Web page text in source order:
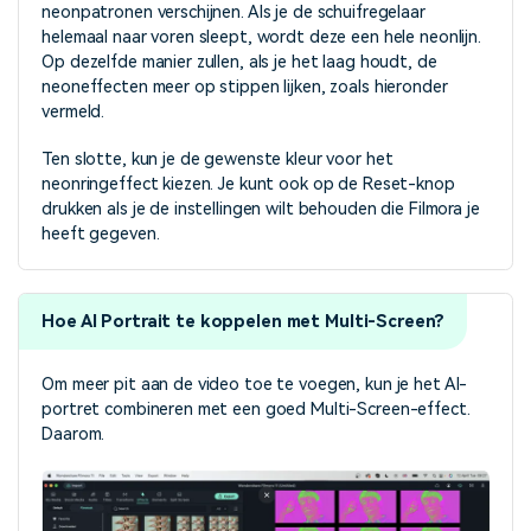
neonpatronen verschijnen. Als je de schuifregelaar
helemaal naar voren sleept, wordt deze een hele neonlijn.
Op dezelfde manier zullen, als je het laag houdt, de
neoneffecten meer op stippen lijken, zoals hieronder
vermeld.
Ten slotte, kun je de gewenste kleur voor het
neonringeffect kiezen. Je kunt ook op de Reset-knop
drukken als je de instellingen wilt behouden die Filmora je
heeft gegeven.
Hoe AI Portrait te koppelen met Multi-Screen?
Om meer pit aan de video toe te voegen, kun je het AI-
portret combineren met een goed Multi-Screen-effect.
Daarom.